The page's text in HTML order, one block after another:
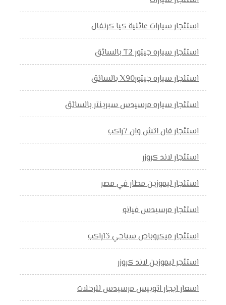
استئجار سيارات عائلية كيا كرنفال
استئجار سياره جيتور T2 بالسائق
استئجار سياره جيتورX90 بالسائق
استئجار سياره مرسيدس سبرينتر بالسائق
استئجار فان اتش وان 7راكب
استئجار لاند كروزر
استئجار ليموزين مطار في مصر
استئجار مرسيدس فيانو
استئجار ميكروباص سياحي 13راكب
استئجر ليموزين لاند كروزر
اسعار ايجار اتوبيس مرسيدس للرحلات